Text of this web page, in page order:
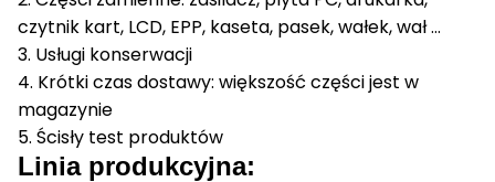
czytnik kart, LCD, EPP, kaseta, pasek, wałek, wał ...
3. Usługi konserwacji
4. Krótki czas dostawy: większość części jest w
magazynie
5. Ścisły test produktów
Linia produkcyjna: